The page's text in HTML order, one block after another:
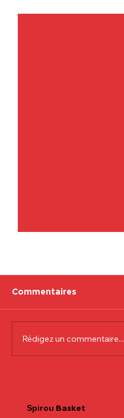
Commentaires
Rédigez un commentaire...
Spirou Basket